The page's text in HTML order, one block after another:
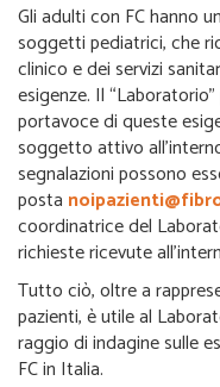
Gli adulti con FC hanno
soggetti pediatrici, che
clinico e dei servizi
esigenze. Il
portavoce di queste
soggetto attivo
segnalazioni possono
posta
coordinatrice del
richieste ricevute
Tutto ciò, oltre a
pazienti, è utile al
raggio di indagine sulle
FC in Italia.